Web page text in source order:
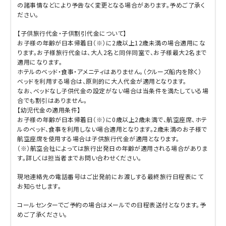
の諸事情などにより予告なく変更となる場合があります。予めご了承く
ださい。
【子供旅行代金・子供割引代金について】
お子様の年齢が日本帰着日（※）に2歳以上12歳未満の場合適用にな
ります。お子様旅行代金は、大人2名と同伴同室で、お子様最大2名まで
適用になります。
ホテルのベッド・食事・アメニティはありません。（クルーズ船内を除く）
ベッドを利用する場合は、原則的に大人代金が適用となります。
なお、ベッドなし子供代金の設定がない場合は当条件を満たしている場
合でも割引はありません。
【幼児代金の適用条件】
お子様の年齢が日本帰着日（※）に0歳以上2歳未満で、航空座席、ホテ
ルのベッド、食事を利用しない場合適用となります。2歳未満のお子様で
航空座席を使用する場合は子供旅行代金が適用となります。
（※）航空会社によっては旅行出発日の年齢が適用される場合がありま
す。詳しくは担当者までお問い合わせください。
現地連絡先の電話番号はご出発前にお渡しする最終旅行日程表にて
お知らせします。
コールセンターでご予約の場合はメールでの日程表送付となります。予
めご了承ください。